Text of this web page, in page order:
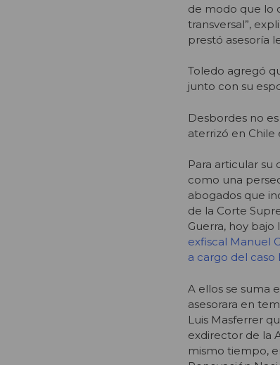
de modo que lo
transversal”,
prestó asesoría
Toledo agregó
junto con su
Desbordes no
aterrizó en Chile
Para articular su
como una
abogados que
de la Corte
Guerra, hoy
exfiscal Manuel
a cargo del caso
A ellos se suma
asesorara en
Luis Masferrer
exdirector de la
mismo tiempo,